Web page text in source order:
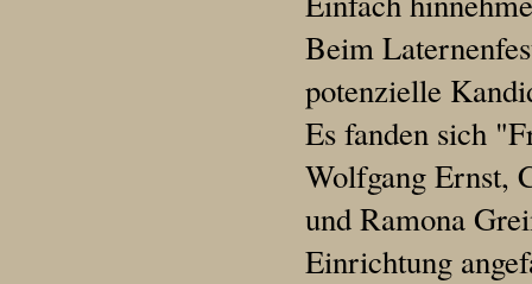
Beim
potenzielle
Es fanden sich
Wolfgang Ernst,
und Ramona
Einrichtung